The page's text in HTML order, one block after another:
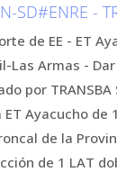
-
de EE - ET
Las Armas -
por
Ayacucho
de la
de 1 LAT